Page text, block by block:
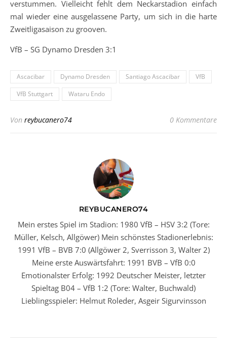
verstummen. Vielleicht fehlt dem Neckarstadion einfach
mal wieder eine ausgelassene Party, um sich in die harte
Zweitligasaison zu grooven.
VfB – SG Dynamo Dresden 3:1
Ascacibar Dynamo Dresden Santiago Ascacibar
VfB
VfB Stuttgart
Wataru Endo
Von reybucanero74 0 Kommentare
REYBUCANERO74
Mein erstes Spiel im Stadion: 1980 VfB – HSV 3:2 (Tore:
Müller, Kelsch, Allgöwer) Mein schönstes Stadionerlebnis:
1991 VfB – BVB 7:0 (Allgöwer 2, Sverrisson 3, Walter 2)
Meine erste Auswärtsfahrt: 1991 BVB – VfB 0:0
Emotionalster Erfolg: 1992 Deutscher Meister, letzter
Spieltag B04 – VfB 1:2 (Tore: Walter, Buchwald)
Lieblingsspieler: Helmut Roleder, Asgeir Sigurvinsson